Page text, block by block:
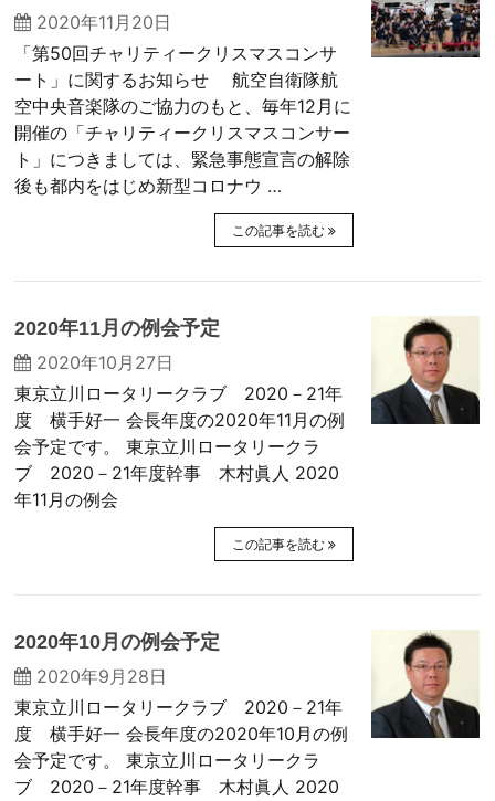
2020年11月20日
「第50回チャリティークリスマスコンサ
ート」に関するお知らせ 航空自衛隊航
空中央音楽隊のご協力のもと、毎年12月に
開催の「チャリティークリスマスコンサー
ト」につきましては、緊急事態宣言の解除
後も都内をはじめ新型コロナウ …
この記事を読む
2020年11月の例会予定
2020年10月27日
東京立川ロータリークラブ 2020－21年
度 横手好一 会長年度の2020年11月の例
会予定です。 東京立川ロータリークラ
ブ 2020－21年度幹事 木村眞人 2020
年11月の例会
この記事を読む
2020年10月の例会予定
2020年9月28日
東京立川ロータリークラブ 2020－21年
度 横手好一 会長年度の2020年10月の例
会予定です。 東京立川ロータリークラ
ブ 2020－21年度幹事 木村眞人 2020